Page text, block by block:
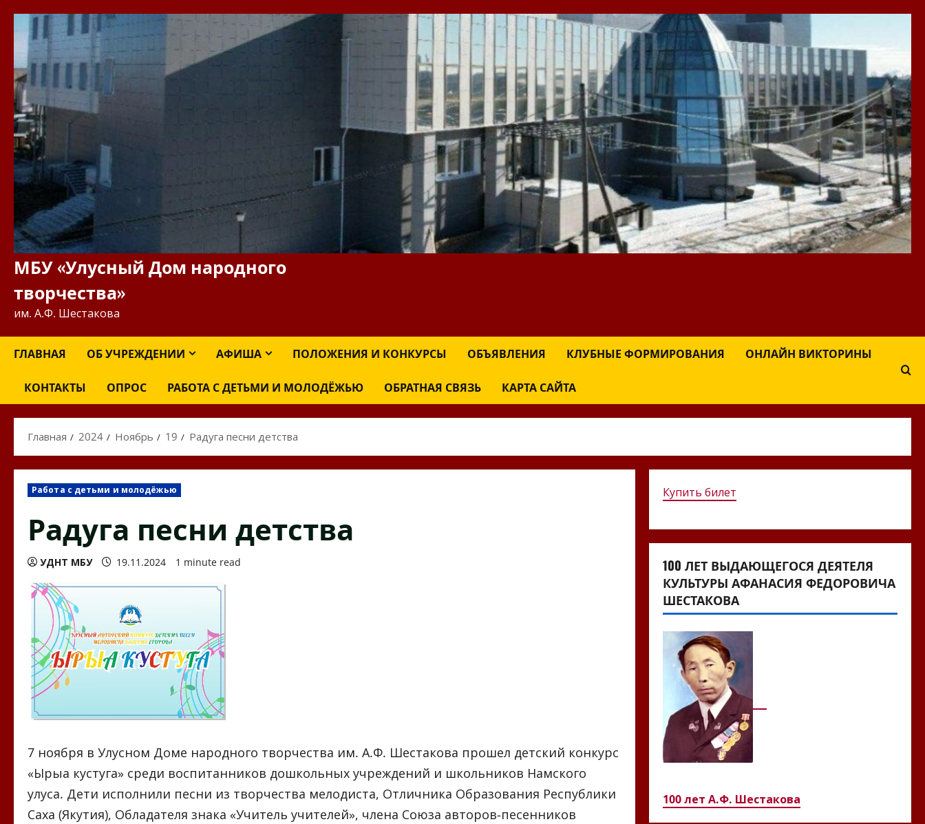
содержимому
МБУ «Улусный Дом народного
творчества»
им. А.Ф. Шестакова
ГЛАВНАЯ ОБ УЧРЕЖДЕНИИ АФИША ПОЛОЖЕНИЯ И КОНКУРСЫ ОБЪЯВЛЕНИЯ КЛУБНЫЕ ФОРМИРОВАНИЯ ОНЛАЙН ВИКТОРИНЫ
КОНТАКТЫ ОПРОС РАБОТА С ДЕТЬМИ И МОЛОДЁЖЬЮ ОБРАТНАЯ СВЯЗЬ КАРТА САЙТА
Главная 2024 Ноябрь 19 Радуга песни детства
Работа с детьми и молодёжью
Радуга песни детства
УДНТ МБУ 19.11.2024 1 minute read
7 ноября в Улусном Доме народного творчества им. А.Ф. Шестакова прошел детский конкурс
«Ырыа кустуга» среди воспитанников дошкольных учреждений и школьников Намского
улуса. Дети исполнили песни из творчества мелодиста, Отличника Образования Республики
Саха (Якутия), Обладателя знака «Учитель учителей», члена Союза авторов-песенников
Купить билет
100 ЛЕТ ВЫДАЮЩЕГОСЯ ДЕЯТЕЛЯ
КУЛЬТУРЫ АФАНАСИЯ ФЕДОРОВИЧА
ШЕСТАКОВА
100 лет А.Ф. Шестакова